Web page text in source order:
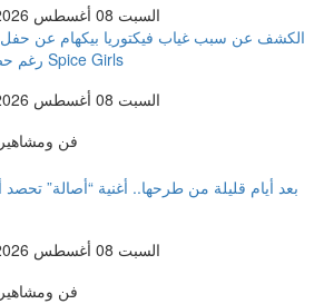
السبت 08 أغسطس 2026 02:41 صباحاً
الكشف عن سبب غياب فيكتوريا بيكهام عن
رغم حضور باقي عضوات Spice Girls
السبت 08 أغسطس 2026 02:41 صباحاً
فن ومشاهير
بعد أيام قليلة من طرحها.. أغنية “أصالة”
السبت 08 أغسطس 2026 02:41 صباحاً
فن ومشاهير